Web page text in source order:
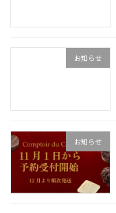
お知らせ
お知らせ